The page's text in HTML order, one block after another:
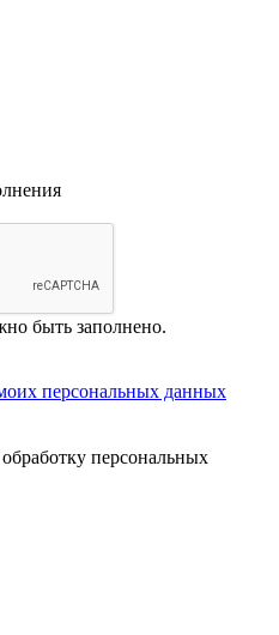
быть заполнено.
персональных данных
персональных